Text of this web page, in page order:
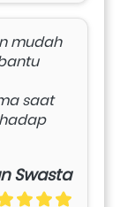
mudah
saat
Swasta